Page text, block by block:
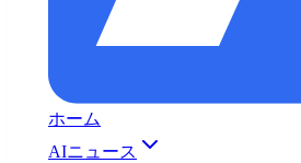
ホーム
AIニュース